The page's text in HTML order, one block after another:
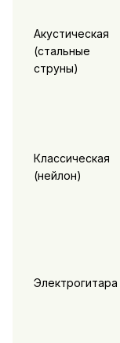
Акустическая
(стальные
струны)
Классическая
(нейлон)
Электрогитара